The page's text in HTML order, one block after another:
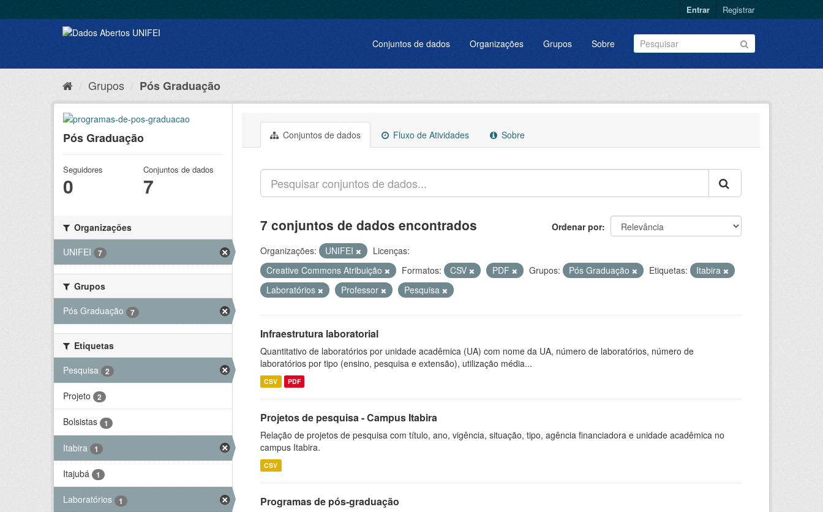
Entrar Registrar
Conjuntos de dados Organizações Grupos Sobre
Grupos Pós Graduação
Pós Graduação
Seguidores
0
Conjuntos de dados
7
Organizações
UNIFEI
7
Grupos
Pós Graduação
7
Etiquetas
Pesquisa
2
Projeto 2
Bolsistas 1
Itabira 1
Itajubá 1
Laboratórios 1
Conjuntos de dados Fluxo de Atividades Sobre
Ordenar por
7 conjuntos de dados encontrados
Organizações: UNIFEI
Licenças:
Creative Commons Atribuição
Formatos: CSV PDF Grupos: Pós Graduação Etiquetas:
Itabira
Laboratórios
Professor Pesquisa
Infraestrutura laboratorial
Quantitativo de laboratórios por unidade acadêmica (UA) com nome da UA, número de laboratórios, número de
laboratórios por tipo (ensino, pesquisa e extensão), utilização média...
CSV PDF
Projetos de pesquisa - Campus Itabira
Relação de projetos de pesquisa com título, ano, vigência, situação, tipo, agência financiadora e unidade acadêmica no
campus Itabira.
CSV
Programas de pós-graduação